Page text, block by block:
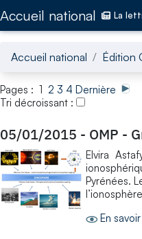
Accueil national La
Accueil national Édition
Pages : 1 2 3 4 Dernière
Tri décroissant :
05/01/2015 - OMP -
Elvira
Pyrénées.
En